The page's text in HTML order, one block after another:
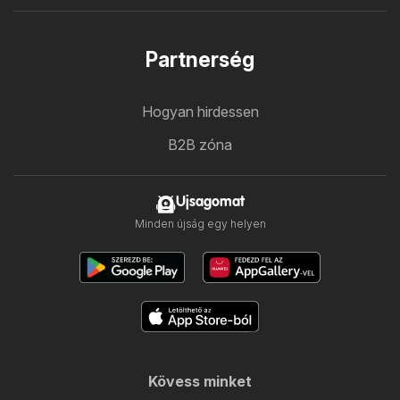
Partnerség
Hogyan hirdessen
B2B zóna
Ujsagomat
Minden újság egy helyen
Kövess minket